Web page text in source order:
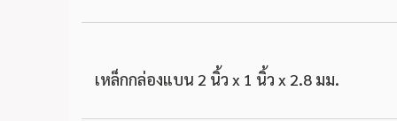
เหล็กกล่องแบน 2 นิ้ว x 1 นิ้ว x 2.8 มม.